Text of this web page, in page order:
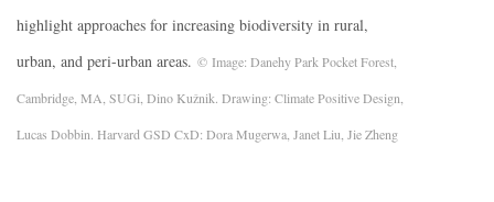
highlight approaches for increasing biodiversity in rural,
urban, and peri-urban areas. © Image: Danehy Park Pocket Forest,
Cambridge, MA, SUGi, Dino Kužnik. Drawing: Climate Positive Design,
Lucas Dobbin. Harvard GSD CxD: Dora Mugerwa, Janet Liu, Jie Zheng